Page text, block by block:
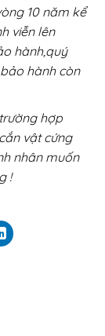
10 năm kể
viễn lên
hành,quý
hành còn
hợp
vật cứng
nhân muốn
!